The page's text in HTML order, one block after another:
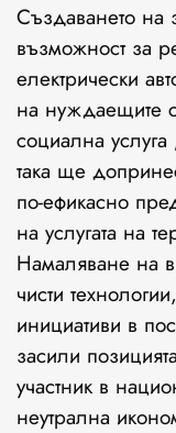
Създаването
възможност за
електрически
на нуждаещите
социална
така ще
по-ефикасно
на услугата на
Намаляване на
чисти
инициативи в
засили
участник в
неутрална